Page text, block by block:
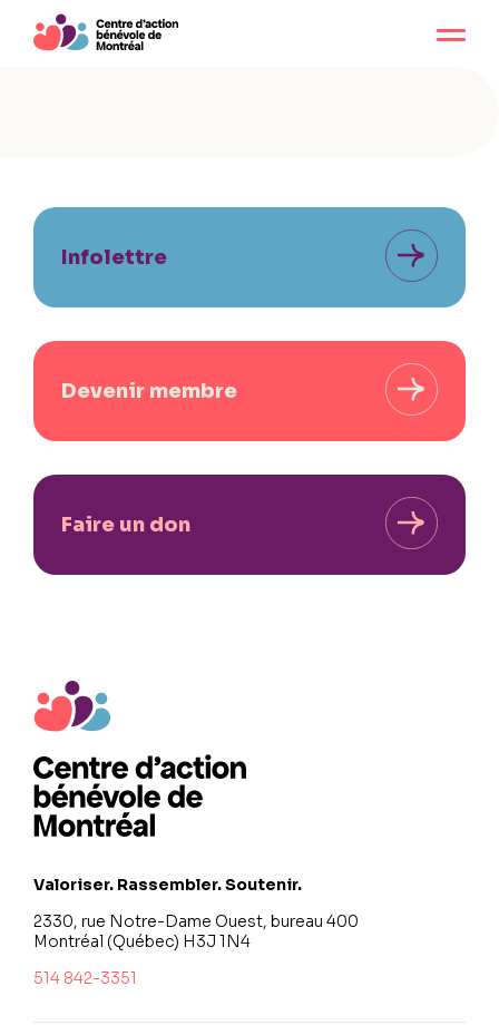
Infolettre
Devenir membre
Faire un don
Valoriser. Rassembler. Soutenir.
2330, rue Notre-Dame Ouest, bureau 400
Montréal (Québec) H3J 1N4
514 842-3351